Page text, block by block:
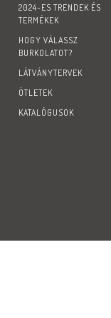
2024-ES TRENDEK ÉS
TERMÉKEK
HOGY VÁLASSZ
BURKOLATOT?
LÁTVÁNYTERVEK
ÖTLETEK
KATALÓGUSOK